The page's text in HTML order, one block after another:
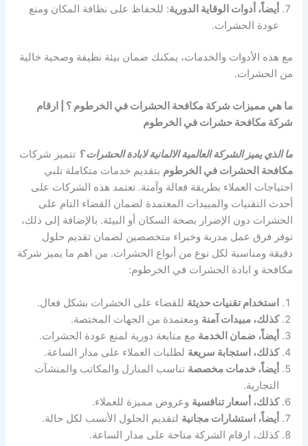
أيضاً، أدوات الوقاية الدورية: للحفاظ على نظافة المكان ومنع
عودة الحشرات.
مع هذه الأدوات والخدمات، يمكنك ضمان بيئة نظيفة وصحية خالية
من الحشرات.
ما هي مميزات شركة مكافحة الحشرات في الخرطوم ؟ | ارقام
شركة مكافحة حشرات في الخرطوم
ما الذي يميز الشركة العالمية الالمانية لابادة الحشرات ؟ تتميز شركات
مكافحة الحشرات في الخرطوم بتقديم خدمات متكاملة تلبي
احتياجات العملاء بطريقة فعالة وآمنة. تعتمد هذه الشركات على
أحدث التقنيات والمبيدات المعتمدة لضمان القضاء التام على
الحشرات دون الإضرار بصحة السكان أو البيئة. بالإضافة إلى ذلك،
توفر فرق عمل مدربة وخبراء متخصصين لضمان تقديم حلول
دقيقة ومناسبة لكل نوع من أنواع الحشرات. من اهم ما يميز شركة
مكافحة و ابادة الحشرات في الخرطوم:
استخدام تقنيات حديثة للقضاء على الحشرات بشكل فعال.
كذلك، مبيدات آمنة ومعتمدة من الجهات المختصة.
أيضاً، ضمان الخدمة مع متابعة دورية لمنع عودة الحشرات.
كذلك، استجابة سريعة لطلبات العملاء على مدار الساعة.
أيضاً، خدمات مخصصة تناسب المنازل والمكاتب والمنشآت
التجارية.
كذلك، أسعار تنافسية وعروض مميزة للعملاء.
أيضاً، استشارات مجانية لتقديم الحلول الأنسب لكل حالة.
كذلك، ارقام الشركة متاحة على مدار الساعة.